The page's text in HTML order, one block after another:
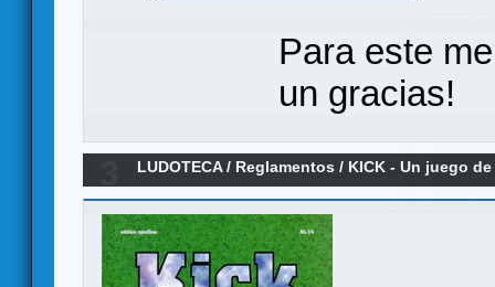
Para este
un gracias!
LUDOTECA/ Reglamentos / KICK - Un juego